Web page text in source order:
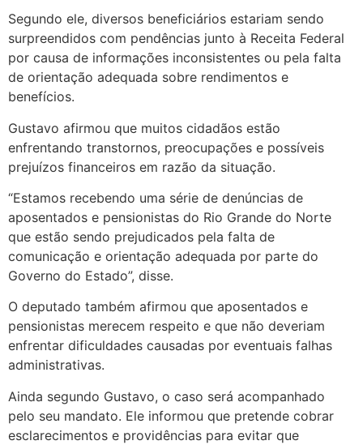
Segundo ele, diversos beneficiários estariam sendo
surpreendidos com pendências junto à Receita Federal
por causa de informações inconsistentes ou pela falta
de orientação adequada sobre rendimentos e
benefícios.
Gustavo afirmou que muitos cidadãos estão
enfrentando transtornos, preocupações e possíveis
prejuízos financeiros em razão da situação.
“Estamos recebendo uma série de denúncias de
aposentados e pensionistas do Rio Grande do Norte
que estão sendo prejudicados pela falta de
comunicação e orientação adequada por parte do
Governo do Estado”, disse.
O deputado também afirmou que aposentados e
pensionistas merecem respeito e que não deveriam
enfrentar dificuldades causadas por eventuais falhas
administrativas.
Ainda segundo Gustavo, o caso será acompanhado
pelo seu mandato. Ele informou que pretende cobrar
esclarecimentos e providências para evitar que